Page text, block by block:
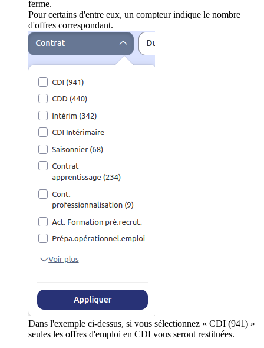
ferme.
Pour certains d'entre eux, un compteur indique le nombre
d'offres correspondant.
Dans l'exemple ci-dessus, si vous sélectionnez « CDI (941) »
seules les offres d'emploi en CDI vous seront restituées.